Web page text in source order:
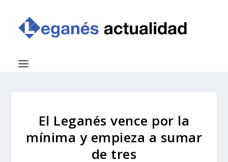
El Leganés vence por la
mínima y empieza a sumar
de tres